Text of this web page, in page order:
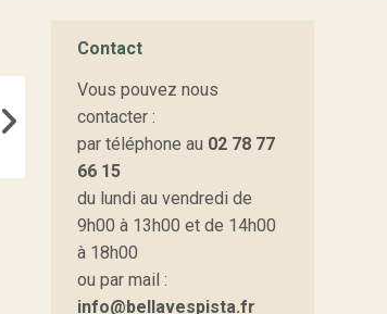
Contact
Vous pouvez nous
contacter :
par téléphone au 02 78 77
66 15
du lundi au vendredi de
9h00 à 13h00 et de 14h00
à 18h00
ou par mail :
info@bellavespista.fr